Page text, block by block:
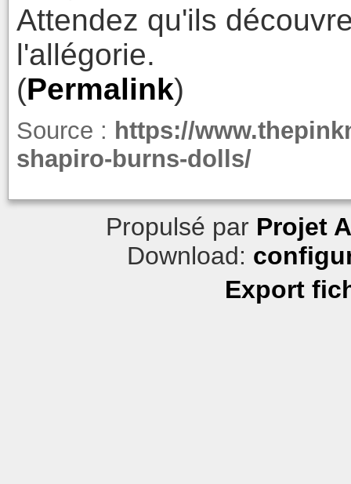
Attendez qu'ils
l'allégorie.
(Permalink)
Source : https://
shapiro-burns-dolls/
Propulsé par Projet
Download:
Export